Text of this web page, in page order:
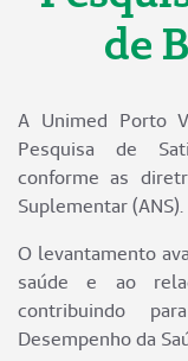
de
A Unimed Porto
Pesquisa de
conforme as
Suplementar (ANS).
O levantamento
saúde e ao
contribuindo
Desempenho da